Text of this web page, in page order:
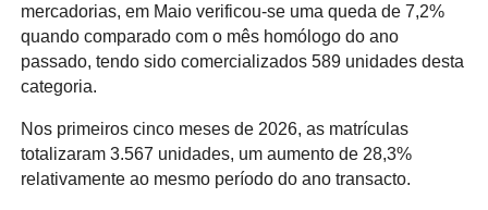
mercadorias, em Maio verificou-se uma queda de 7,2%
quando comparado com o mês homólogo do ano
passado, tendo sido comercializados 589 unidades desta
categoria.
Nos primeiros cinco meses de 2026, as matrículas
totalizaram 3.567 unidades, um aumento de 28,3%
relativamente ao mesmo período do ano transacto.